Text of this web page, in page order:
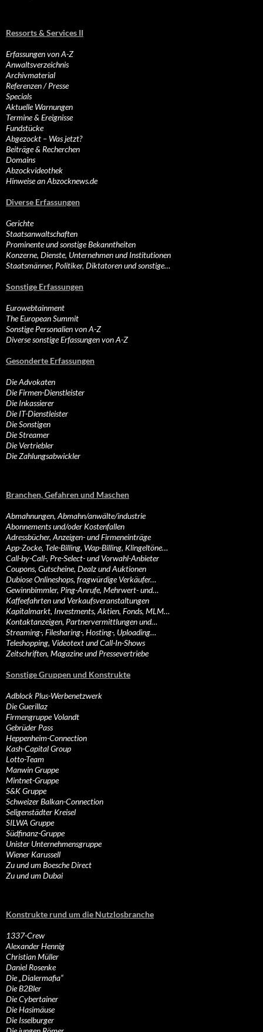
Ressorts & Services II
Erfassungen von A-Z
Anwaltsverzeichnis
Archivmaterial
Referenzen / Presse
Specials
Aktuelle Warnungen
Termine & Ereignisse
Fundstücke
Abgezockt – Was jetzt?
Beiträge & Recherchen
Domains
Abzockvideothek
Hinweise an Abzocknews.de
Diverse Erfassungen
Gerichte
Staatsanwaltschaften
Prominente und sonstige Bekanntheiten
Konzerne, Dienste, Unternehmen und Institutionen
Staatsmänner, Politiker, Diktatoren und sonstige…
Sonstige Erfassungen
Eurowebtainment
The European Summit
Sonstige Personalien von A-Z
Diverse sonstige Erfassungen von A-Z
Gesonderte Erfassungen
Die Advokaten
Die Firmen-Dienstleister
Die Inkassierer
Die IT-Dienstleister
Die Sonstigen
Die Streamer
Die Vertriebler
Die Zahlungsabwickler
Branchen, Gefahren und Maschen
Abmahnungen, Abmahn/anwälte/industrie
Abonnements und/oder Kostenfallen
Adressbücher, Anzeigen- und Firmeneinträge
App-Zocke, Tele-Billing, Wap-Billing, Klingeltöne…
Call-by-Call-, Pre-Select- und Vorwahl-Anbieter
Coupons, Gutscheine, Dealz und Auktionen
Dubiose Onlineshops, fragwürdige Verkäufer…
Gewinnbimmler, Ping-Anrufe, Mehrwert- und…
Kaffeefahrten und Verkaufsveranstaltungen
Kapitalmarkt, Investments, Aktien, Fonds, MLM…
Kontaktanzeigen, Partnervermittlungen und…
Streaming-, Filesharing-, Hosting-, Uploading…
Teleshopping, Videotext und Call-In-Shows
Zeitschriften, Magazine und Pressevertriebe
Sonstige Gruppen und Konstrukte
Adblock Plus-Werbenetzwerk
Die Guerillaz
Firmengruppe Volandt
Gebrüder Pass
Heppenheim-Connection
Kash-Capital Group
Lotto-Team
Manwin Gruppe
Mintnet-Gruppe
S&K Gruppe
Schweizer Balkan-Connection
Seligenstädter Kreisel
SILWA Gruppe
Südfinanz-Gruppe
Unister Unternehmensgruppe
Wiener Karussell
Zu und um Boesche Direct
Zu und um Dubai
Konstrukte rund um die Nutzlosbranche
1337-Crew
Alexander Hennig
Christian Müller
Daniel Rosenke
Die „Dialermafia“
Die B2Bler
Die Cybertainer
Die Hasimäuse
Die Isselburger